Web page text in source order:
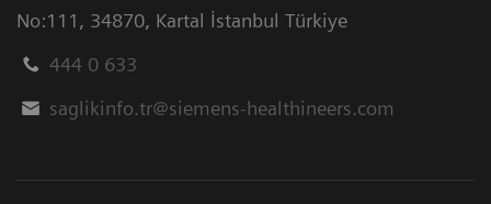
No:111 , 34870, Kartal İstanbul Türkiye
444 0 633
saglikinfo.tr@siemens-healthineers.com